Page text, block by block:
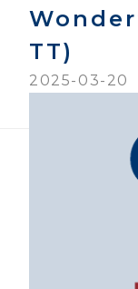
TT)
2025-03-20